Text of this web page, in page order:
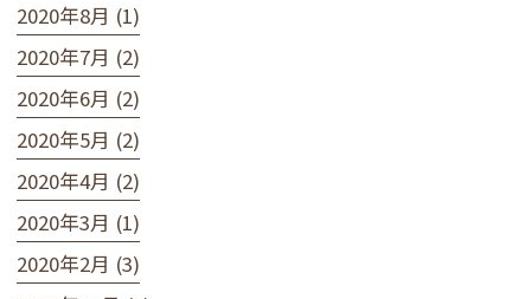
2020年8月 (1)
2020年7月 (2)
2020年6月 (2)
2020年5月 (2)
2020年4月 (2)
2020年3月 (1)
2020年2月 (3)